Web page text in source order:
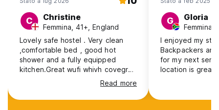
C Christine
Femmina, 41+, England
Lovely safe hostel . Very clean
,comfortable bed , good hot
shower and a fully equipped
kitchen.Great wufi whivh covegrd
the whole property. Lovely
garden and pool. Hard eorking
stsff do a great job.Eveyone is
Read more
G Gloria
Femmina,
I enjoyed my
Backpackers
for my next
location is great,
and leafy